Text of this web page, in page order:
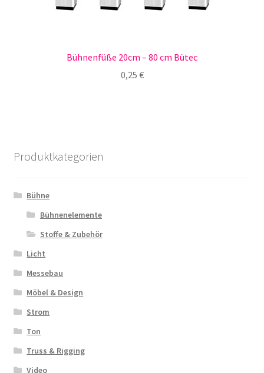
Bühnenfüße 20cm – 80 cm Bütec
0,25 €
Produktkategorien
Bühne
Bühnenelemente
Stoffe & Zubehör
Licht
Messebau
Möbel & Design
Strom
Ton
Truss & Rigging
Video